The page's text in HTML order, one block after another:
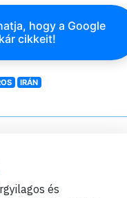
hogy a Google
cikkeit!
IRÁN
és